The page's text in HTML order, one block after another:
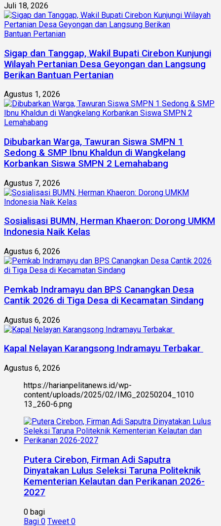
Juli 18, 2026
Sigap dan Tanggap, Wakil Bupati Cirebon Kunjungi
Wilayah Pertanian Desa Geyongan dan Langsung
Berikan Bantuan Pertanian
Agustus 1, 2026
Dibubarkan Warga, Tawuran Siswa SMPN 1
Sedong & SMP Ibnu Khaldun di Wangkelang
Korbankan Siswa SMPN 2 Lemahabang
Agustus 7, 2026
Sosialisasi BUMN, Herman Khaeron: Dorong UMKM
Indonesia Naik Kelas
Agustus 6, 2026
Pemkab Indramayu dan BPS Canangkan Desa
Cantik 2026 di Tiga Desa di Kecamatan Sindang
Agustus 6, 2026
Kapal Nelayan Karangsong Indramayu Terbakar
Agustus 6, 2026
https://harianpelitanews.id/wp-
content/uploads/2025/02/IMG_20250204_1010
13_260-6.png
Putera Cirebon, Firman Adi Saputra
Dinyatakan Lulus Seleksi Taruna Politeknik
Kementerian Kelautan dan Perikanan 2026-
2027
0 bagi
Bagi 0 Tweet 0